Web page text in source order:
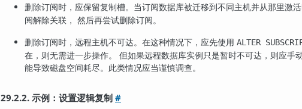
删除订阅时，应保留复制槽。当订阅数据库被迁移到不同主机并从那里激
阅解除关联， 然后再尝试删除订阅。
删除订阅时，远程主机不可达。在这种情况下，应先使用 ALTER
在，则无需进一步操作。 但如果远程数据库实例只是暂时不可达，则应
能导致磁盘空间耗尽。此类情况应当谨慎调查。
29.2.2. 示例：设置逻辑复制#